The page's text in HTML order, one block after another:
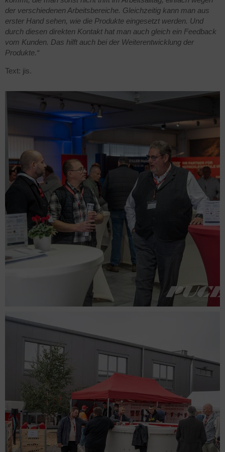
der verschiedenen Arbeitsbereiche. Gleichzeitig kann man aus
erster Hand sehen, wie die Produkte eingesetzt werden. Und
durch diesen direkten Kontakt hat man auch gleich ein Feedback
vom Kunden. Das hilft auch bei der Weiterentwicklung der
Produkte.“
Text: jis.